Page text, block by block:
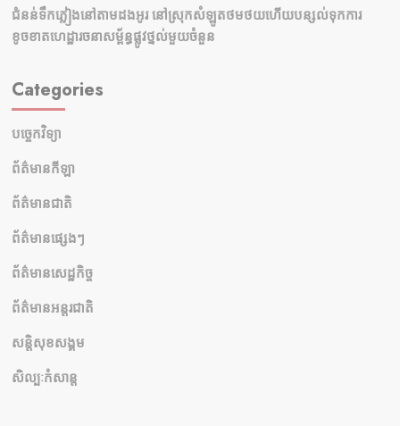
ជំនន់​ទឹកភ្លៀង​នៅ​តាម​ដងអូរ​ នៅ​ស្រុក​សំឡូត​ថមថយ​ហើយ​បន្សល់​ទុក​ការ​
ខូចខាត​ហេដ្ឋារចនាសម្ព័ន្ធ​ផ្លូវថ្នល់​មួយ​ចំនួន
Categories
បច្ចេកវិទ្យា
ព័ត៌មានកីឡា
ព័ត៌មានជាតិ
ព័ត៌មានផ្សេងៗ
ព័ត៌មានសេដ្ឋកិច្ច
ព័ត៌មានអន្តរជាតិ
សន្តិសុខសង្គម
សិល្បៈកំសាន្ត